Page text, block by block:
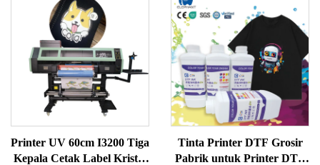
Printer UV 60cm I3200 Tiga
Kepala Cetak Label Kristal
Tinta Printer DTF Grosir
Pabrik untuk Printer DTF